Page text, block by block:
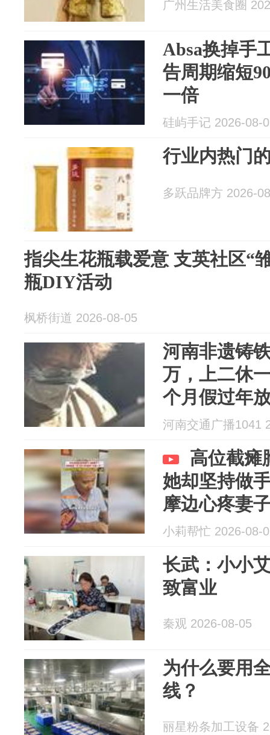
广州生活美食圈
Absa换掉手
告周期缩短
一倍
硅屿手记 2026-08-
行业内热门
多跃品牌方 2026-
指尖生花瓶载爱意 支英社区“雏鹰课堂”马赛克花
瓶DIY活动
枫桥街道 2026-08-05
河南非遗铸
万，上二休
个月假过年
学徒有补助
夜但会倾囊
河南交通广播1041
高位截瘫
她却坚持做
摩边心疼妻
小莉帮忙 2026-08-
长武：小小
致富业
秦观 2026-08-05
为什么要用
线？
丽星粉条加工设备